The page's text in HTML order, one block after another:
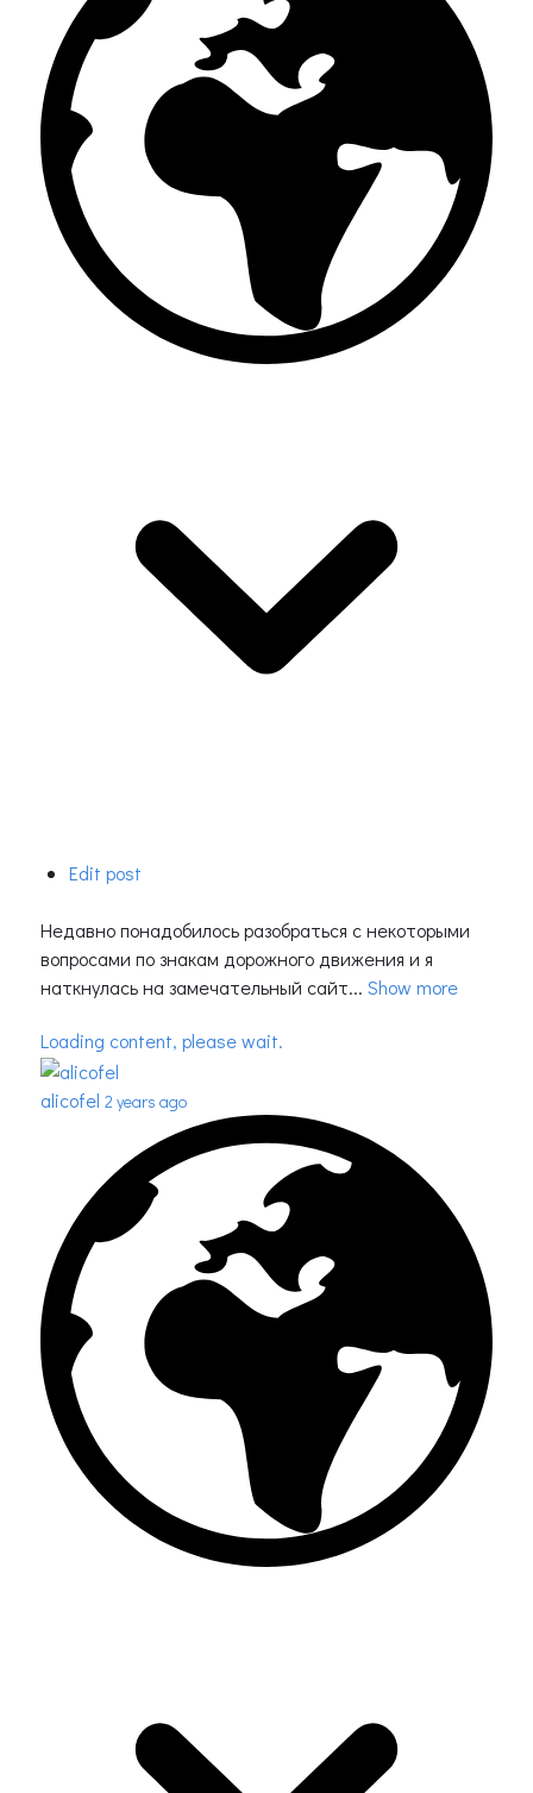
Edit post
Недавно понадобилось разобраться с некоторыми
вопросами по знакам дорожного движения и я
наткнулась на замечательный сайт... Show more
Loading content, please wait.
alicofel 2 years ago